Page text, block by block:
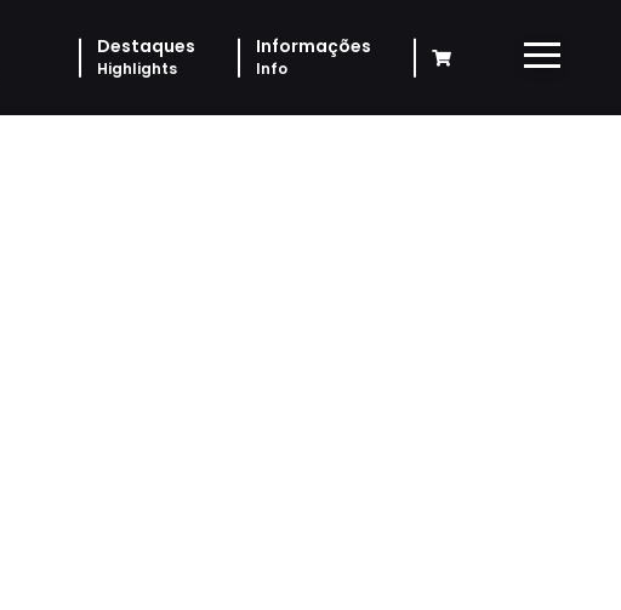
Destaques
Highlights
Informações
Info